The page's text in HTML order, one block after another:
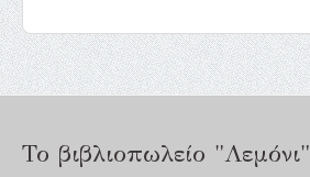
Το βιβλιοπωλείο "Λεμόνι"